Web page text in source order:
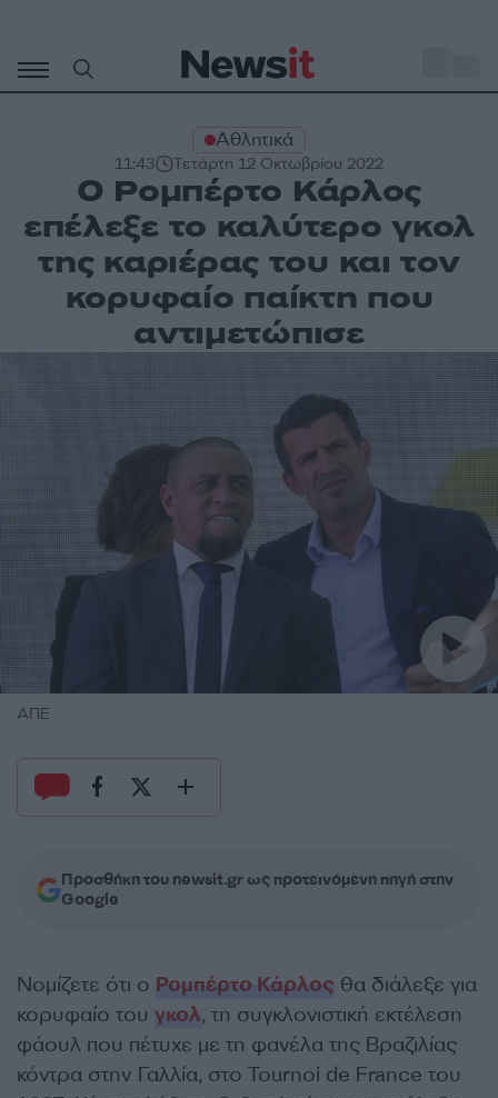
περιεχόμενο
Αθλητικά
11:43 Τετάρτη 12 Οκτωβρίου 2022
Ο Ρομπέρτο Κάρλος
επέλεξε το καλύτερο γκολ
της καριέρας του και τον
κορυφαίο παίκτη που
αντιμετώπισε
ΑΠΕ
Προσθήκη του newsit.gr ως προτεινόμενη πηγή στην
Google
Νομίζετε ότι ο Ρομπέρτο Κάρλος θα διάλεξε για
κορυφαίο του γκολ, τη συγκλονιστική εκτέλεση
φάουλ που πέτυχε με τη φανέλα της Βραζιλίας
κόντρα στην Γαλλία, στο Tournoi de France του